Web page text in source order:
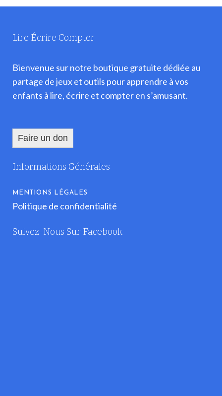
Lire Écrire Compter
Bienvenue sur notre boutique gratuite dédiée au
partage de jeux et outils pour apprendre à vos
enfants à lire, écrire et compter en s’amusant.
Faire un don
Informations Générales
MENTIONS LÉGALES
Politique de confidentialité
Suivez-Nous Sur Facebook